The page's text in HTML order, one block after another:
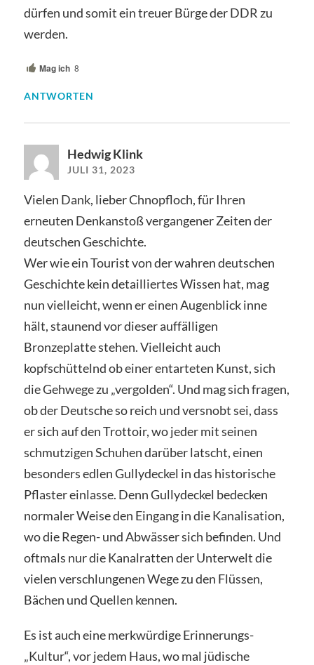
dürfen und somit ein treuer Bürge der DDR zu
werden.
Mag ich 8
ANTWORTEN
Hedwig Klink
JULI 31, 2023
Vielen Dank, lieber Chnopfloch, für Ihren
erneuten Denkanstoß vergangener Zeiten der
deutschen Geschichte.
Wer wie ein Tourist von der wahren deutschen
Geschichte kein detailliertes Wissen hat, mag
nun vielleicht, wenn er einen Augenblick inne
hält, staunend vor dieser auffälligen
Bronzeplatte stehen. Vielleicht auch
kopfschüttelnd ob einer entarteten Kunst, sich
die Gehwege zu „vergolden“. Und mag sich fragen,
ob der Deutsche so reich und versnobt sei, dass
er sich auf den Trottoir, wo jeder mit seinen
schmutzigen Schuhen darüber latscht, einen
besonders edlen Gullydeckel in das historische
Pflaster einlasse. Denn Gullydeckel bedecken
normaler Weise den Eingang in die Kanalisation,
wo die Regen- und Abwässer sich befinden. Und
oftmals nur die Kanalratten der Unterwelt die
vielen verschlungenen Wege zu den Flüssen,
Bächen und Quellen kennen.
Es ist auch eine merkwürdige Erinnerungs-
„Kultur“, vor jedem Haus, wo mal jüdische